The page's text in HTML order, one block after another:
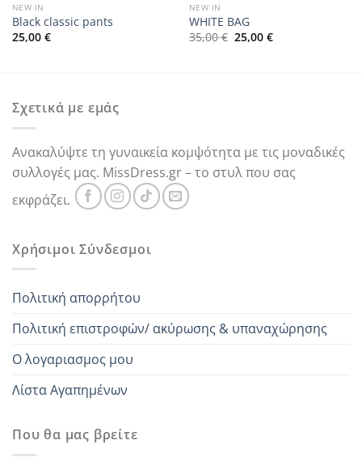
NEW IN
Black classic pants
25,00 €
NEW IN
WHITE BAG
35,00€ Original
price
25,00 €Η
τρέχουσα
Σχετικά με εμάς
Ανακαλύψτε τη γυναικεία κομψότητα με τις μοναδικές
συλλογές μας. MissDress.gr – το στυλ που σας
εκφράζει.
Χρήσιμοι Σύνδεσμοι
Πολιτική απορρήτου
Πολιτική επιστροφών/ ακύρωσης & υπαναχώρησης
Ο λογαριασμος μου
Λίστα Αγαπημένων
Που θα μας βρείτε